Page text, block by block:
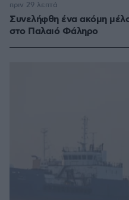
Συνελήφθη ένα ακόμη
στο Παλαιό Φάληρο
πριν 29 λεπτά